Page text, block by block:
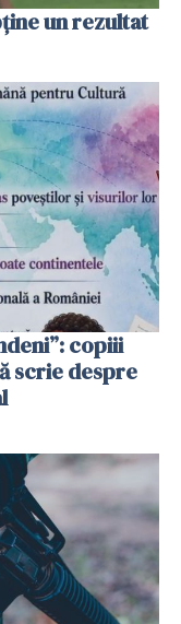
un rezultat
copiii
scrie despre